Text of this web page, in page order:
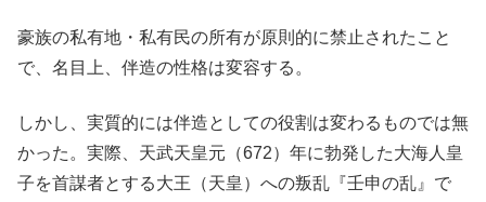
豪族の私有地・私有民の所有が原則的に禁止されたこと
で、名目上、伴造の性格は変容する。
しかし、実質的には伴造としての役割は変わるものでは無
かった。実際、天武天皇元（672）年に勃発した大海人皇
子を首謀者とする大王（天皇）への叛乱『壬申の乱』で